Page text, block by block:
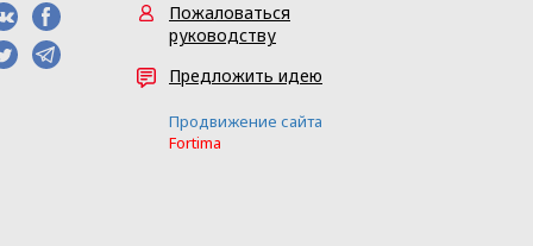
Пожаловаться
руководству
Предложить идею
Продвижение сайта
Fortima
(Приложение 1)